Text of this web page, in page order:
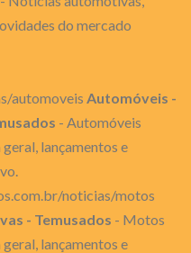
do mercado
automoveis Automóveis -
- Automóveis
lançamentos e
noticias/motos
- Temusados - Motos
lançamentos e